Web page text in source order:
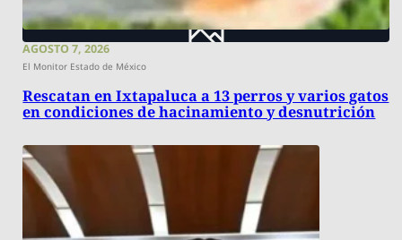
AGOSTO 7, 2026
El Monitor Estado de México
Rescatan en Ixtapaluca a 13 perros y varios gatos
en condiciones de hacinamiento y desnutrición